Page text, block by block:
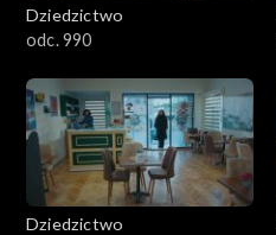
Dziedzictwo
odc. 990
Dziedzictwo